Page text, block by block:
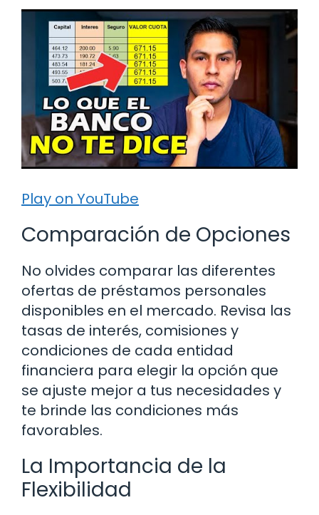
Play on YouTube
Comparación de Opciones
No olvides comparar las diferentes
ofertas de préstamos personales
disponibles en el mercado. Revisa las
tasas de interés, comisiones y
condiciones de cada entidad
financiera para elegir la opción que
se ajuste mejor a tus necesidades y
te brinde las condiciones más
favorables.
La Importancia de la
Flexibilidad